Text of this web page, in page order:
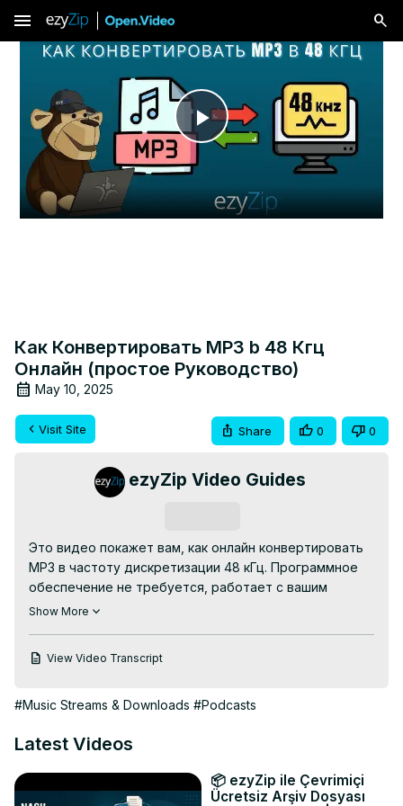
menu
Play
Video
Как Конвертировать MP3 b 48 Кгц
Онлайн (простое Руководство)
May 10, 2025
Visit Site Share 0 0
ezyZip Video Guides
Это видео покажет вам, как онлайн конвертировать
MP3 в частоту дискретизации 48 кГц. Программное
обеспечение не требуется, работает с вашим
браузером. Бесплатно!
дискретизации 48 кГц с помощью ezyZip.
Нажмите «Выбрать файл MP3 для сжатия», чтобы
Перетащите файл MP3 прямо в ezyZip.
процесс преобразования, который займет некоторое
Show More
View Video Transcript
#Music Streams & Downloads #Podcasts
Latest Videos
📦 ezyZip ile Çevrimiçi
Ücretsiz Arşiv Dosyası